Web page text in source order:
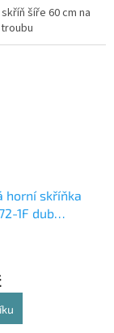
šíře 60 cm na
horní skříňka
1F dub